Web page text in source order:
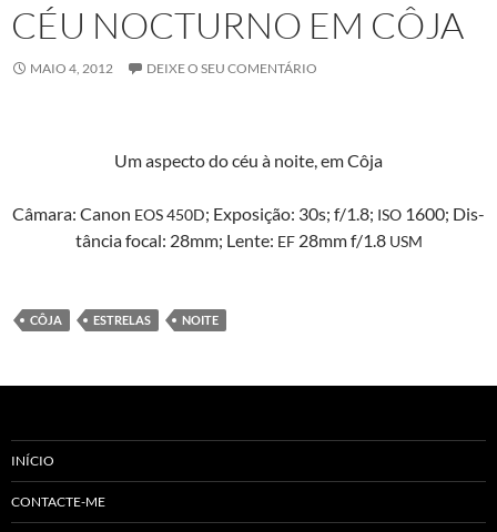
CÉU NOCTURNO EM CÔJA
MAIO 4, 2012 DEIXE O SEU COMENTÁRIO
Um aspec­to do céu à noite, em Côja
Câmara: Canon EOS450D; Exposição: 30s; f/1.8; ISO 1600; Dis­
tân­cia focal: 28mm; Lente: EF28mm f/1.8 USM
CÔJA ESTRELAS NOITE
INÍCIO
CONTACTE-ME